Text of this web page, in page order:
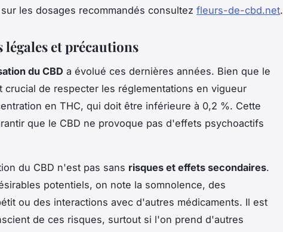
les dosages recommandés consultez fleurs-de-cbd.net.
et précautions
du CBD a évolué ces dernières années. Bien que le
crucial de respecter les réglementations en vigueur
en THC, qui doit être inférieure à 0,2 %. Cette
que le CBD ne provoque pas d'effets psychoactifs
du CBD n'est pas sans risques et effets secondaires.
potentiels, on note la somnolence, des
ou des interactions avec d'autres médicaments. Il est
de ces risques, surtout si l'on prend d'autres